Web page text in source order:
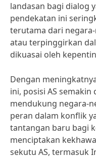
landasan bagi dialog
pendekatan ini
terutama dari
atau terpinggirkan
dikuasai oleh
Dengan
ini, posisi AS
mendukung negara-
peran dalam konflik
tantangan baru bagi
menciptakan
sekutu AS, termasuk